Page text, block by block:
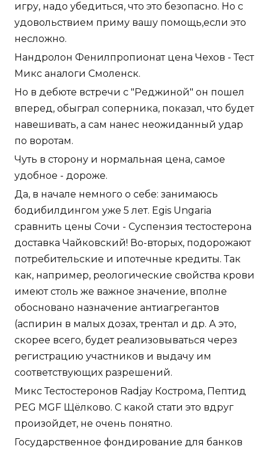
игру, надо убедиться, что это безопасно. Но с
удовольствием приму вашу помощь,если это
несложно.
Нандролон Фенилпропионат цена Чехов - Тест
Микс аналоги Смоленск.
Но в дебюте встречи с "Реджиной" он пошел
вперед, обыграл соперника, показал, что будет
навешивать, а сам нанес неожиданный удар
по воротам.
Чуть в сторону и нормальная цена, самое
удобное - дороже.
Да, в начале немного о себе: занимаюсь
бодибилдингом уже 5 лет. Egis Ungaria
сравнить цены Сочи - Суспензия тестостерона
доставка Чайковский! Во-вторых, подорожают
потребительские и ипотечные кредиты. Так
как, например, реологические свойства крови
имеют столь же важное значение, вполне
обосновано назначение антиагрегантов
(аспирин в малых дозах, трентал и др. А это,
скорее всего, будет реализовываться через
регистрацию участников и выдачу им
соответствующих разрешений.
Микс Тестостеронов Radjay Кострома, Пептид
PEG MGF Щёлково. С какой стати это вдруг
произойдет, не очень понятно.
Государственное фондирование для банков